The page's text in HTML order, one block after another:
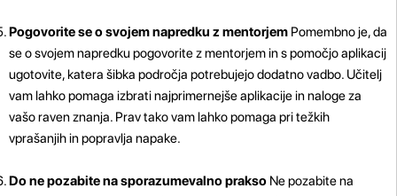
Pogovorite se o svojem napredku z mentorjem Pomembno je, da
se o svojem napredku pogovorite z mentorjem in s pomočjo aplikacij
ugotovite, katera šibka področja potrebujejo dodatno vadbo. Učitelj
vam lahko pomaga izbrati najprimernejše aplikacije in naloge za
vašo raven znanja. Prav tako vam lahko pomaga pri težkih
vprašanjih in popravlja napake.
Do ne pozabite na sporazumevalno prakso Ne pozabite na